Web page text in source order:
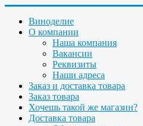
Виноделие
О компании
Наша компания
Вакансии
Реквизиты
Наши адреса
Заказ и доставка товара
Заказ товара
Хочешь такой же магазин?
Доставка товара